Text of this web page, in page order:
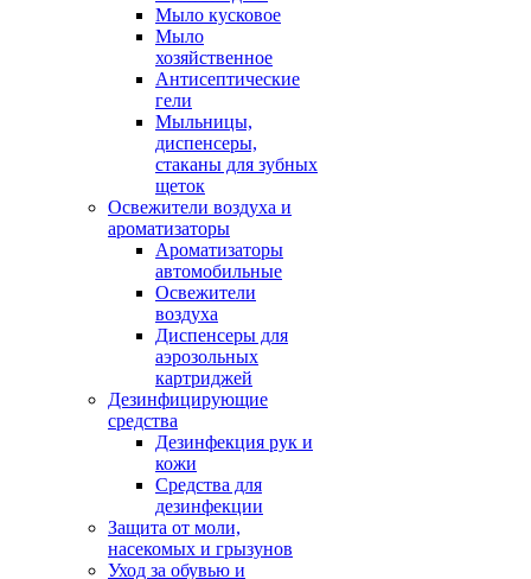
Мыло кусковое
Мыло
хозяйственное
Антисептические
гели
Мыльницы,
диспенсеры,
стаканы для зубных
щеток
Освежители воздуха и
ароматизаторы
Ароматизаторы
автомобильные
Освежители
воздуха
Диспенсеры для
аэрозольных
картриджей
Дезинфицирующие
средства
Дезинфекция рук и
кожи
Средства для
дезинфекции
Защита от моли,
насекомых и грызунов
Уход за обувью и